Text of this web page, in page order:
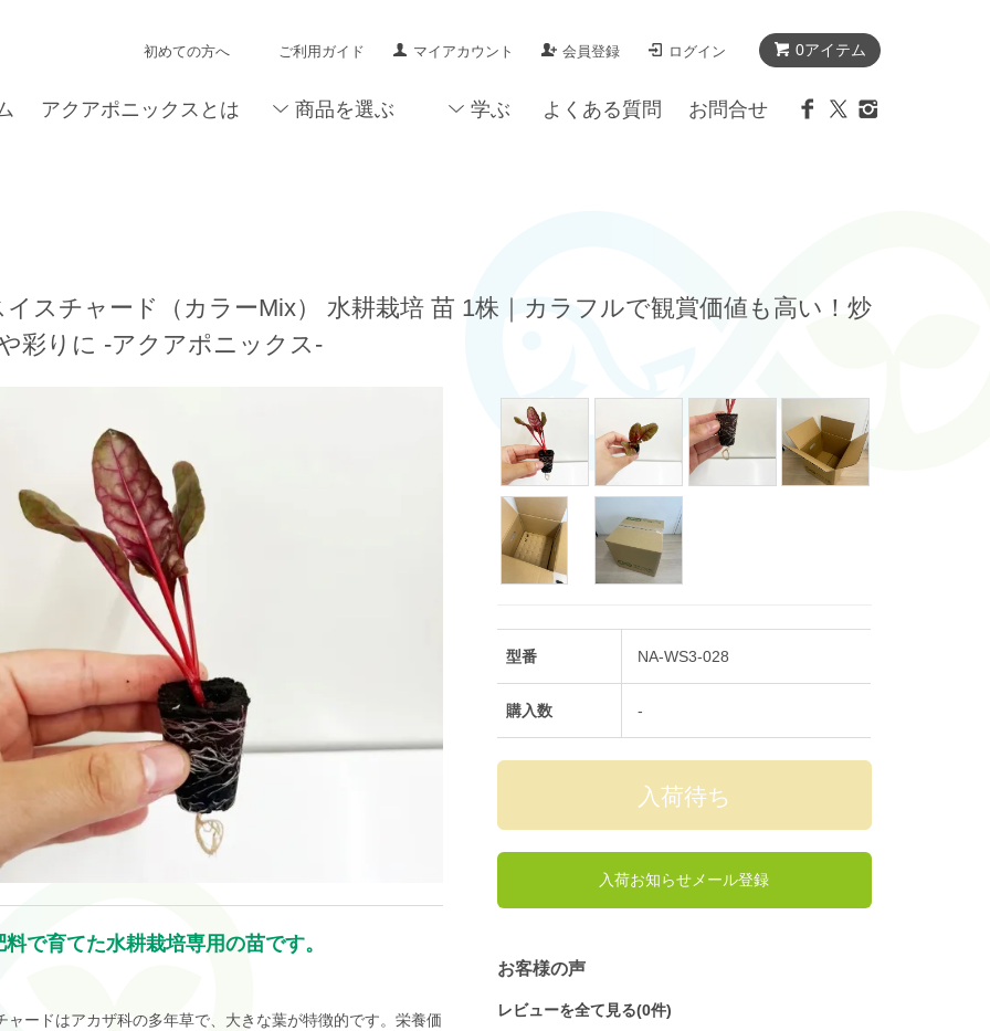
0アイテム
初めての方へ ご利用ガイド マイアカウント 会員登録 ログイン
アクアポニックスとは 商品を選ぶ 学ぶ よくある質問 お問合せ
イスチャード（カラーMix） 水耕栽培 苗 1株｜カラフルで観賞価値も高い！炒
彩りに -アクアポニックス-
で育てた水耕栽培専用の苗です。
ャードはアカザ科の多年草で、大きな葉が特徴的です。栄養価
型番 NA-WS3-028
購入数 -
入荷お知らせメール登録
お客様の声
レビューを全て見る(0件)